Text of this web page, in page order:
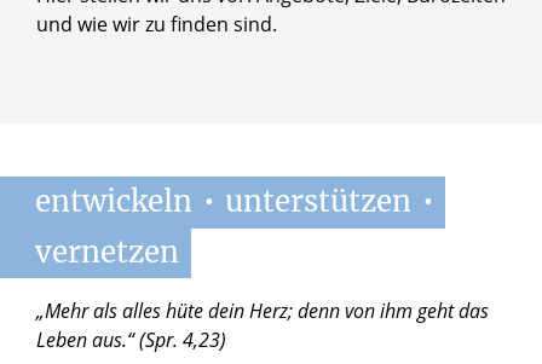
und wie wir zu finden sind.
entwickeln • unterstützen •
vernetzen
„Mehr als alles hüte dein Herz; denn von ihm geht das
Leben aus.“ (Spr. 4,23)